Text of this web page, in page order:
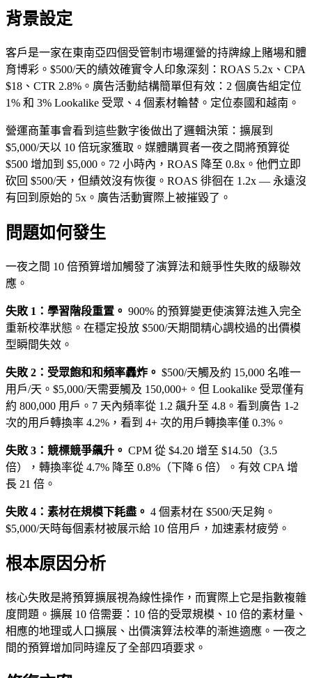
背景設定
客戶是一家在東南亞四個受管制市場運營的持牌線上賭場和體
育博彩。$500/天的績效確實令人印象深刻：ROAS 5.2x、CPA
$18、CTR 2.8%。廣告活動結構簡單但有效：2 個廣告組定位
1% 和 3% Lookalike 受眾、4 個素材輪替。定位泰國和越南。
營運商董事會看到這些數字後做出了邏輯決策：擴展到
$5,000/天以 10 倍玩家獲取。媒體購買者一夜之間將預算從
$500 增加到 $5,000。72 小時內，ROAS 降至 0.8x。他們立即
砍回 $500/天，但績效沒有恢復。ROAS 徘徊在 1.2x — 永遠沒
有回到原始的 5x。廣告活動實際上被摧毀了。
問題如何發生
一夜之間 10 倍預算增加觸發了演算法和競爭性失敗的級聯效
應。
失敗 1：學習階段重置。 900% 的預算變更使演算法進入完全
重新校準狀態。在穩定投放 $500/天期間精心調校過的出價模
型瞬間失效。
失敗 2：受眾飽和和頻率轟炸。 $500/天觸及約 15,000 名唯一
用戶/天。$5,000/天需要觸及 150,000+。但 Lookalike 受眾僅有
約 800,000 用戶。7 天內頻率從 1.2 飆升至 4.8。看到廣告 1-2
次的用戶轉換率 4.2%，看到 4+ 次的用戶轉換率僅 0.3%。
失敗 3：競標競爭飆升。 CPM 從 $4.20 增至 $14.50（3.5
倍），轉換率從 4.7% 降至 0.8%（下降 6 倍）。有效 CPA 增
長 21 倍。
失敗 4：素材在規模下耗盡。 4 個素材在 $500/天足夠。
$5,000/天時每個素材被展示給 10 倍用戶，加速素材疲勞。
根本原因分析
核心失敗是將預算擴展視為線性操作，而實際上它是指數複雜
度問題。擴展 10 倍需要：10 倍的受眾規模、10 倍的素材量、
相應的地理或人口擴展、出價演算法校準的漸進適應。一夜之
間的預算增加同時違反了全部四項要求。